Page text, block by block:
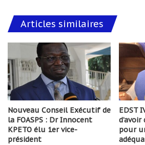
Articles similaires
Nouveau Conseil Exécutif de
la FOASPS : Dr Innocent
KPETO élu 1er vice-
président
EDST
pour